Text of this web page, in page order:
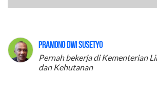
Pramono Dwi Susetyo
Pernah bekerja di Kementerian
dan Kehutanan